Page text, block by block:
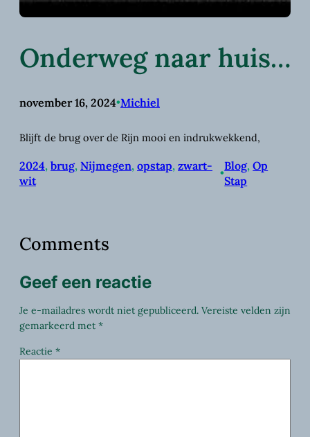
Onderweg naar huis…
november 16, 2024•Michiel
Blijft de brug over de Rijn mooi en indrukwekkend,
2024, brug, Nijmegen, opstap, zwart-
wit
•
Blog, Op
Stap
Comments
Geef een reactie
Je e-mailadres wordt niet gepubliceerd. Vereiste velden zijn
gemarkeerd met *
Reactie *